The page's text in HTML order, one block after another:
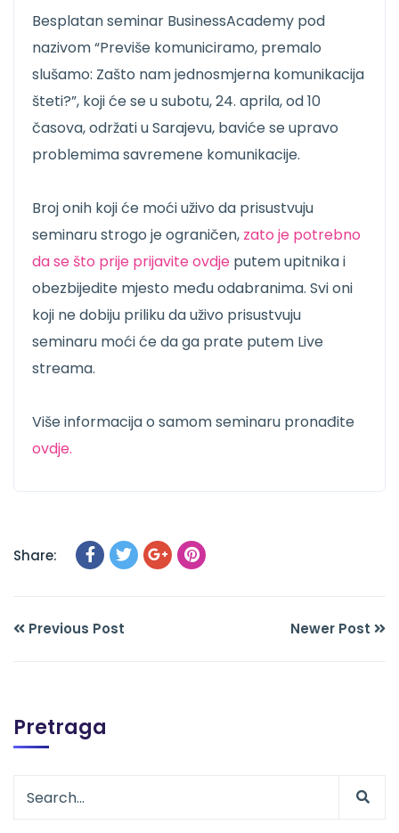
Besplatan seminar BusinessAcademy pod
nazivom “Previše komuniciramo, premalo
slušamo: Zašto nam jednosmjerna komunikacija
šteti?”, koji će se u subotu, 24. aprila, od 10
časova, održati u Sarajevu, baviće se upravo
problemima savremene komunikacije.
Broj onih koji će moći uživo da prisustvuju
seminaru strogo je ograničen, zato je potrebno
da se što prije prijavite ovdje putem upitnika i
obezbijedite mjesto među odabranima. Svi oni
koji ne dobiju priliku da uživo prisustvuju
seminaru moći će da ga prate putem Live
streama.
Više informacija o samom seminaru pronađite
ovdje.
Share:
Previous Post Newer Post
Pretraga